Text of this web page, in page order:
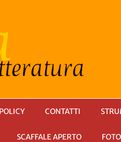
POLICY CONTATTI
SCAFFALE APERTO